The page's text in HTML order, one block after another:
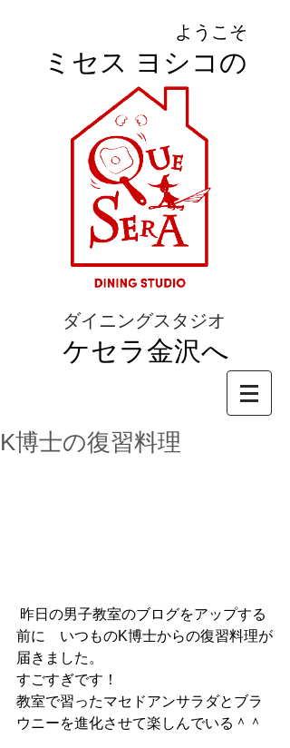
ようこそ
ミセス ヨシコの
ダイニングスタジオ
ケセラ金沢へ
K博士の復習料理
前に　いつものK博士からの復習料理が
届きました。
すごすぎです！
教室で習ったマセドアンサラダとブラ
ウニーを進化させて楽しんでいる＾＾